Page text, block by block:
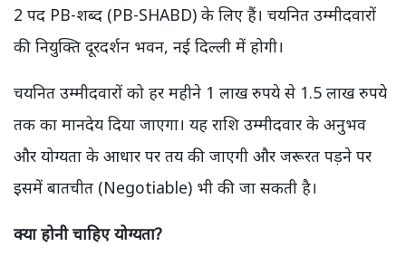
2 पद PB-शब्द (PB-SHABD) के लिए हैं। चयनित उम्मीदवारों
की नियुक्ति दूरदर्शन भवन, नई दिल्ली में होगी।
चयनित उम्मीदवारों को हर महीने 1 लाख रुपये से 1.5 लाख रुपये
तक का मानदेय दिया जाएगा। यह राशि उम्मीदवार के अनुभव
और योग्यता के आधार पर तय की जाएगी और जरूरत पड़ने पर
इसमें बातचीत (Negotiable) भी की जा सकती है।
क्या होनी चाहिए योग्यता?